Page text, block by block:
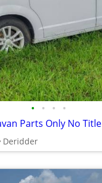
• • • •
Parts Only No Title
Deridder